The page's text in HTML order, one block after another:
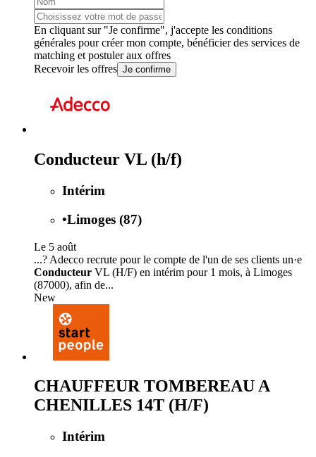
En cliquant sur "Je confirme", j'accepte les conditions
générales pour créer mon compte, bénéficier des services de
matching et postuler aux offres
Recevoir les offres Je confirme
Conducteur VL (h/f)
Intérim
•Limoges (87)
Le 5 août
...? Adecco recrute pour le compte de l'un de ses clients un·e
Conducteur VL (H/F) en intérim pour 1 mois, à Limoges
(87000), afin de...
New
CHAUFFEUR TOMBEREAU A
CHENILLES 14T (H/F)
Intérim